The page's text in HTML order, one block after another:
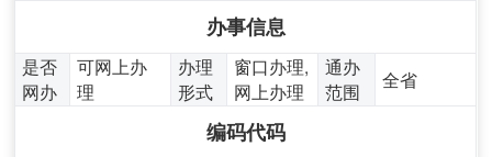
办事信息
是否
网办
可网上办
理
办理
形式
窗口办理,
网上办理
通办
范围
全省
编码代码